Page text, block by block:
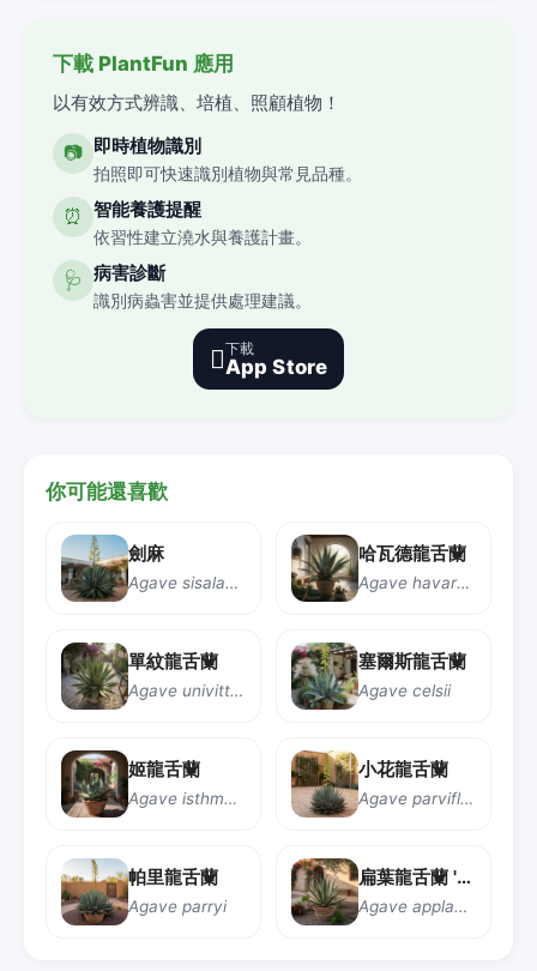
下載 PlantFun 應用
以有效方式辨識、培植、照顧植物！
📷 即時植物識別
拍照即可快速識別植物與常見品種。
⏰ 智能養護提醒
依習性建立澆水與養護計畫。
🩺 病害診斷
識別病蟲害並提供處理建議。
下載
App Store
你可能還喜歡
劍麻
Agave sisalana Perrine
哈瓦德龍舌蘭
Agave havardiana
單紋龍舌蘭
Agave univittata
塞爾斯龍舌蘭
Agave celsii
姬龍舌蘭
Agave isthmensis
小花龍舌蘭
Agave parviflora
帕里龍舌蘭
Agave parryi
扁葉龍舌蘭 '奶油穗'
Agave applanata 'Cream Spike'